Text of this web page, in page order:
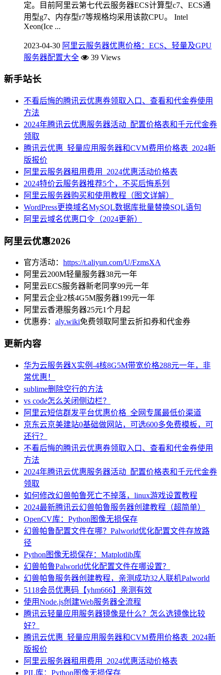
定。目前阿里云第七代云服务器ECS计算型c7、ECS通
用型g7、内存型r7等规格均采用该款CPU。 Intel
Xeon(Ice ...
2023-04-30 阿里云服务器优惠价格：ECS、轻量及GPU
服务器配置大全
39 Views
新手站长
不看后悔的腾讯云优惠券领取入口、查看和代金券使用
方法
2024年腾讯云优惠服务器活动_配置价格表和千元代金券
领取
腾讯云优惠_轻量应用服务器和CVM费用价格表_2024新
版报价
阿里云服务器租用费用_2024优惠活动价格表
2024特价云服务器推荐5个，不买后悔系列
阿里云服务器购买和使用教程（图文详解）
WordPress更换域名MySQL数据库批量替换SQL语句
阿里云域名优惠口令（2024更新）
阿里云优惠2026
官方活动： https://t.aliyun.com/U/FzmsXA
阿里云200M轻量服务器38元一年
阿里云ECS服务器新老同享99元一年
阿里云企业2核4G5M服务器199元一年
阿里云香港服务器25元1个月起
优惠券： aly.wiki免费领取阿里云折扣券和代金券
更新内容
华为云服务器X实例-4核8G5M带宽价格288元一年，非
常优惠！
sublime删除空行的方法
vs code怎么关闭侧边栏？
阿里云短信群发平台优惠价格_全网专属最低价渠道
京东云京美建站0基础做网站，可选600多免费模板，可
还行？
不看后悔的腾讯云优惠券领取入口、查看和代金券使用
方法
2024年腾讯云优惠服务器活动_配置价格表和千元代金券
领取
如何修改幻兽帕鲁死亡不掉落，linux游戏设置教程
2024最新腾讯云幻兽帕鲁服务器创建教程（超简单）
OpenCV库：Python图像无损保存
幻兽帕鲁配置文件在哪？Palworld优化配置文件存放路
径
Python图像无损保存：Matplotlib库
幻兽帕鲁Palworld优化配置文件在哪设置？
幻兽帕鲁服务器创建教程，亲测成功32人联机Palworld
5118会员优惠码【yhm666】亲测有效
使用Node.js创建Web服务器全流程
腾讯云轻量应用服务器镜像是什么？怎么选镜像比较
好？
腾讯云优惠_轻量应用服务器和CVM费用价格表_2024新
版报价
阿里云服务器租用费用_2024优惠活动价格表
PIL库：Python图像无损保存